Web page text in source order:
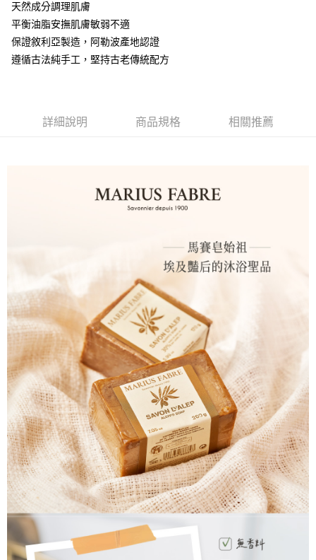
運送方式
全家取貨付款
每筆NT$60，滿NT$599(含以上)免運費
7-11取貨付款
每筆NT$60，滿NT$599(含以上)免運費
天然成分調理肌膚
平衡油脂安撫肌膚敏弱不適
保證敘利亞製造，阿勒波產地認證
遵循古法純手工，堅持古老傳統配方
詳細說明 商品規格 相關推薦